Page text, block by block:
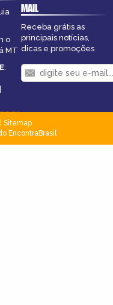
o
MT
:
|
MAIL
Receba grátis as
principais notícias,
dicas e promoções
Sitemap
EncontraBrasil